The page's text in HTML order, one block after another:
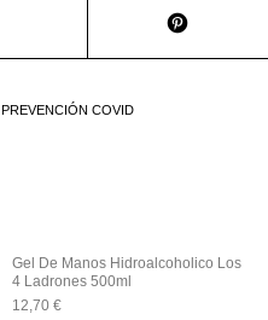
,PREVENCIÓN COVID
Gel De Manos Hidroalcoholico Los
4 Ladrones 500ml
12,70 €